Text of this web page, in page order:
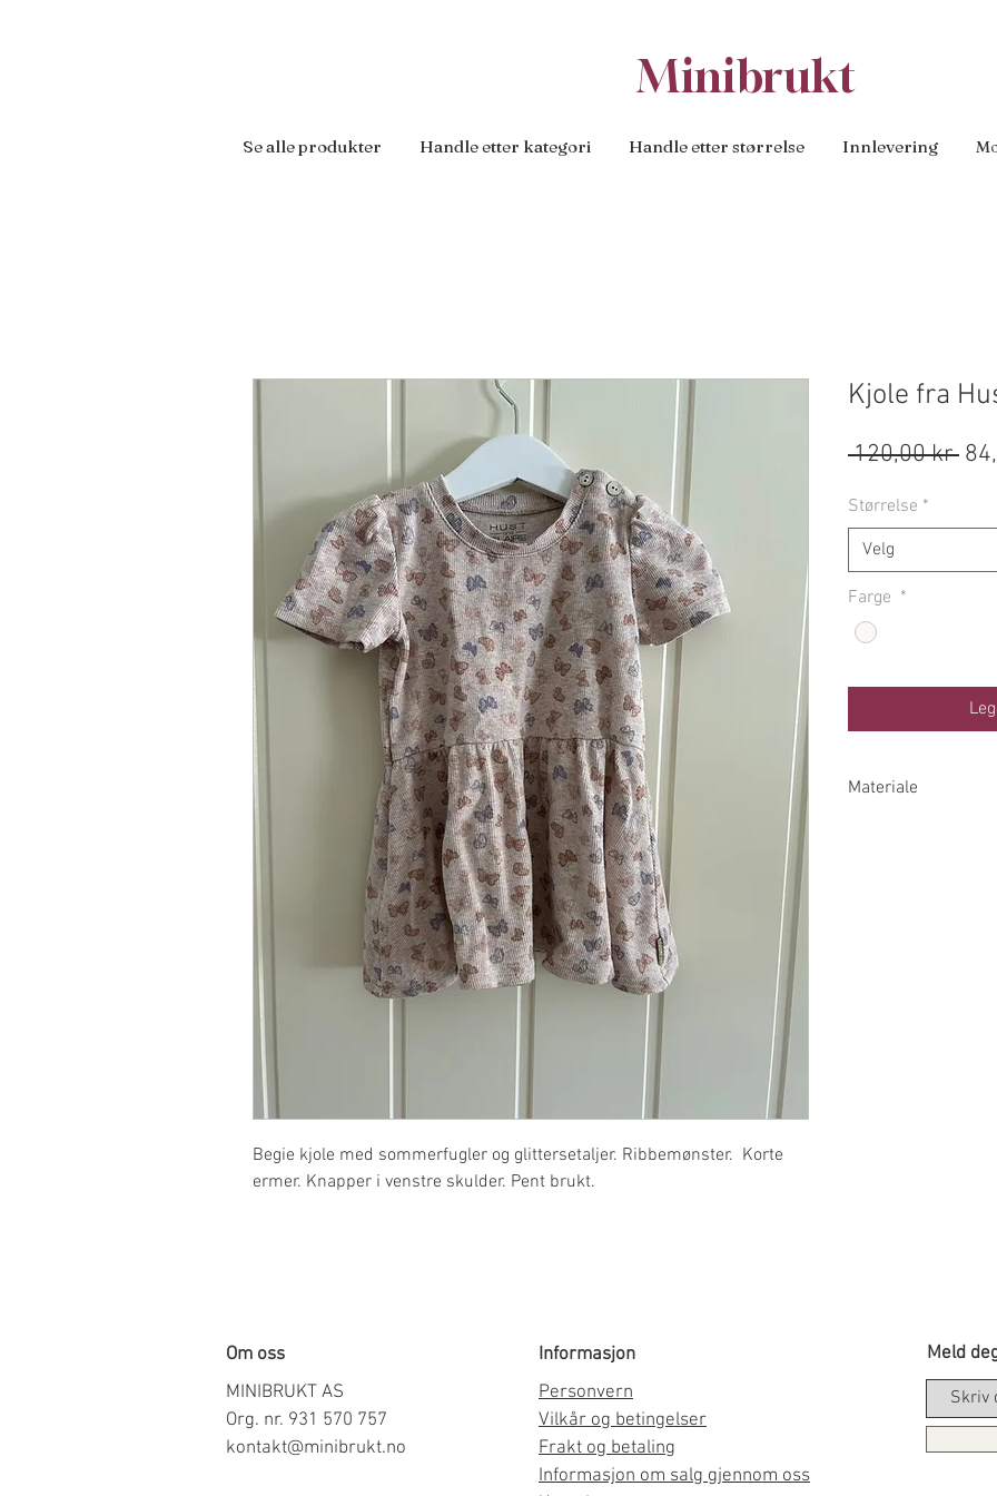
Minibrukt
Se alle produkter Handle etter kategori Handle etter størrelse Innlevering
Begie kjole med sommerfugler og glittersetaljer. Ribbemønster. Korte
ermer. Knapper i venstre skulder. Pent brukt.
Kjole fra
120,00 kr
Størrelse *
Velg
Farge *
Materiale
Om oss
MINIBRUKT AS
Org. nr. 931 570 757
kontakt@minibrukt.no
Informasjon
Personvern
Vilkår og betingelser
Frakt og betaling
Informasjon om salg gjennom oss
Meld